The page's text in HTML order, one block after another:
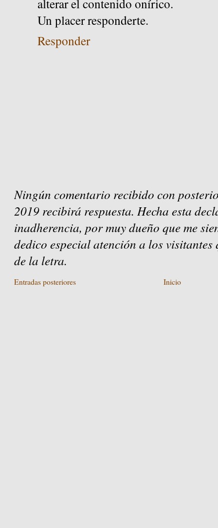
alterar el contenido onírico.
Un placer responderte.
Responder
Ningún comentario recibido con
2019 recibirá respuesta. Hecha esta
inadherencia, por muy dueño que me
dedico especial atención a los
de la letra.
Entradas posteriores Inicio